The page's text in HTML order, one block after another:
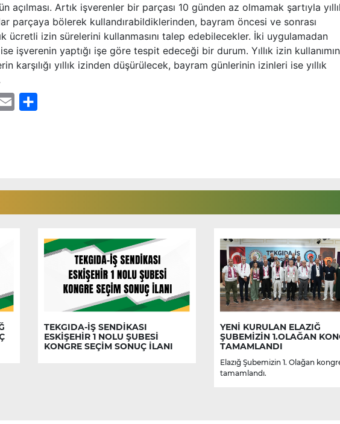
açılması. Artık işverenler bir parçası 10 günden az olmamak şartıyla
parçaya bölerek kullandırabildiklerinden, bayram öncesi ve sonrası
ücretli izin sürelerini kullanmasını talep edebilecekler. İki uygulamadan
işverenin yaptığı işe göre tespit edeceği bir durum. Yıllık izin
karşılığı yıllık izinden düşürülecek, bayram günlerinin izinleri ise yıllık
Email
TEKGIDA-İŞ SENDİKASI
ESKİŞEHİR 1 NOLU ŞUBESİ
KONGRE SEÇİM SONUÇ İLANI
YENİ KURULAN ELAZIĞ
ŞUBEMİZİN 1.OLAĞAN
TAMAMLANDI
Elazığ Şubemizin 1. Olağan
tamamlandı.